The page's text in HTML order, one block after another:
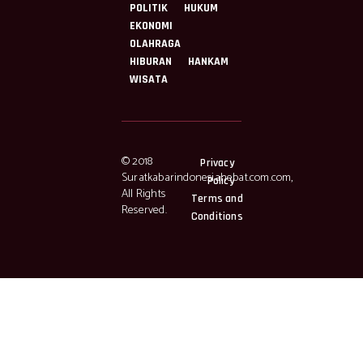
POLITIK
HUKUM
EKONOMI
OLAHRAGA
HIBURAN
HANKAM
WISATA
© 2018
Suratkabarindonesiahebat.com.com,
All Rights
Reserved.
Privacy
Policy
Terms and
Conditions